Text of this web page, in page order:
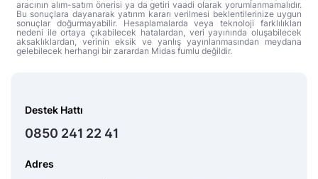
aracının alım-satım önerisi ya da getiri vaadi olarak yorumlanmamalıdır.
Bu sonuçlara dayanarak yatırım kararı verilmesi beklentilerinize uygun
sonuçlar doğurmayabilir. Hesaplamalarda veya teknoloji farklılıkları
nedeni ile ortaya çıkabilecek hatalardan, veri yayınında oluşabilecek
aksaklıklardan, verinin eksik ve yanlış yayınlanmasından meydana
gelebilecek herhangi bir zarardan Midas fumlu değildir.
Destek Hattı
0850 241 22 41
Adres